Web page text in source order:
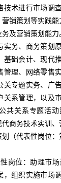
技术进行市场调
销策划等实践能
及营销策划能力
实务、商务策划
基础会计、现代
管理、网络零售
关专题实务、广
关系管理，以及
共关系专题活
商务技术实训、
划（代表性岗位：
性岗位：助理市
，组织实施市场